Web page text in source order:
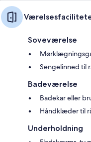
Soveværelse
Sengelinned til
Badeværelse
Badekar eller
Håndklæder til
Underholdning